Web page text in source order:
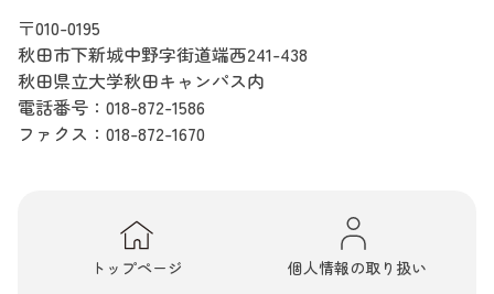
〒010-0195
秋田市下新城中野字街道端西241-438
秋田県立大学秋田キャンパス内
電話番号： 018-872-1586
ファクス：018-872-1670
トップページ 個人情報の取り扱い